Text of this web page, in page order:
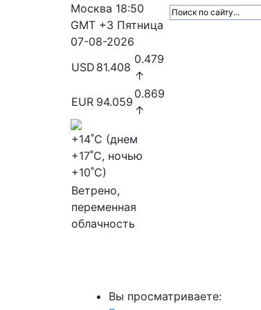
Москва 18:50
GMT +3 Пятница
07-08-2026
USD 81.408
0.479
↑
EUR 94.059
0.869
↑
+14˚C (днем
+17˚C, ночью
+10˚C)
Ветрено,
переменная
облачность
Вы просматриваете: